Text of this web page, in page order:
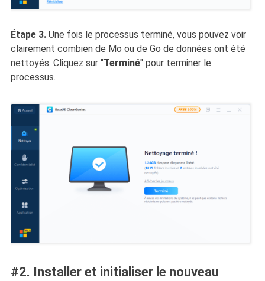
Étape 3.Une fois le processus terminé, vous pouvez voir
clairement combien de Mo ou de Go de données ont été
nettoyés. Cliquez sur "Terminé" pour terminer le
processus.
#2. Installer et initialiser le nouveau